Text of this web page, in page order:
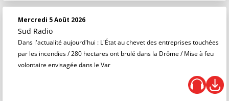
Mercredi 5 Août 2026
Sud Radio
Dans l'actualité aujourd'hui : L'État au chevet des entreprises touchées
par les incendies / 280 hectares ont brulé dans la Drôme / Mise à feu
volontaire envisagée dans le Var